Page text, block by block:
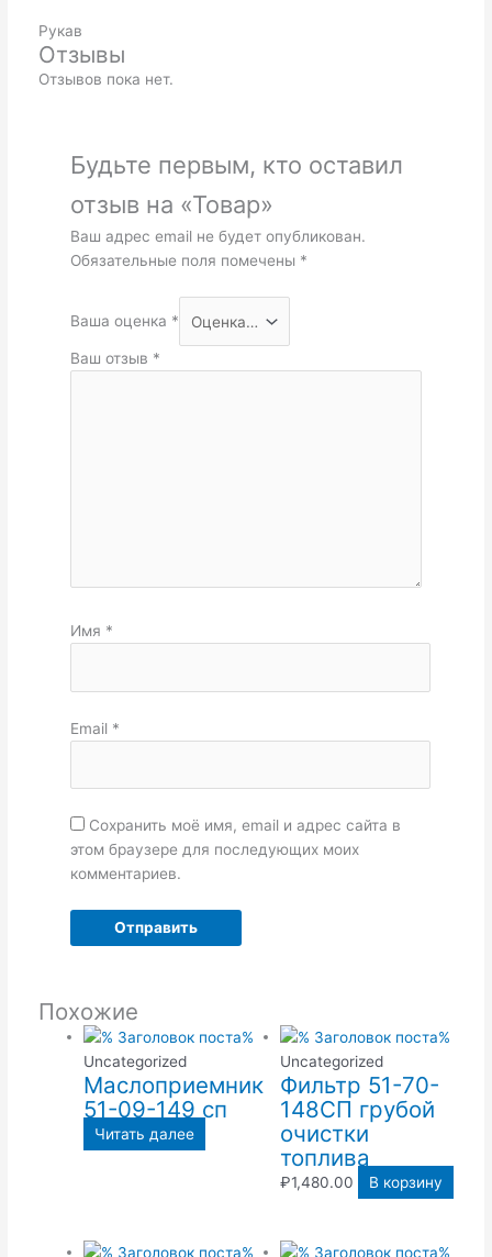
Рукав
Отзывы
Отзывов пока нет.
Будьте первым, кто оставил
отзыв на «Товар»
Ваш адрес email не будет опубликован.
Обязательные поля помечены *
Ваша оценка *
Ваш отзыв *
Имя *
Email *
Сохранить моё имя, email и адрес сайта в
этом браузере для последующих моих
комментариев.
Похожие
Uncategorized
Маслоприемник
51-09-149 сп
Читать далее
Uncategorized
Фильтр 51-70-
148СП грубой
очистки
топлива
₽1,480.00 В корзину